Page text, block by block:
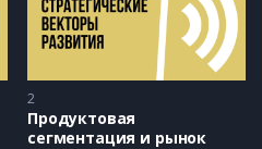
2
Продуктовая
сегментация и рынок